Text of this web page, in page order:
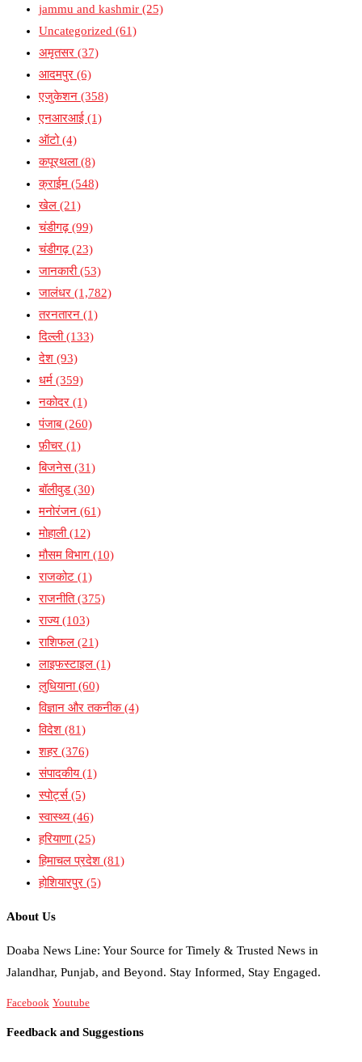
jammu and kashmir (25)
Uncategorized (61)
अमृतसर (37)
आदमपुर (6)
एजुकेशन (358)
एनआरआई (1)
ऑटो(4)
कपूरथला(8)
क्राईम (548)
खेल (21)
चंडीगढ़(99)
चंडीगढ़(23)
जानकारी(53)
जालंधर (1,782)
तरनतारन (1)
दिल्ली(133)
देश (93)
धर्म (359)
नकोदर (1)
पंजाब(260)
फ़ीचर (1)
बिजनेस(31)
बॉलीवुड(30)
मनोरंजन (61)
मोहाली(12)
मौसम विभाग (10)
राजकोट (1)
राजनीति(375)
राज्य(103)
राशिफल (21)
लाइफस्टाइल (1)
लुधियाना(60)
विज्ञान और तकनीक(4)
विदेश (81)
शहर (376)
संपादकीय(1)
स्पोर्ट्स(5)
स्वास्थ्य(46)
हरियाणा(25)
हिमाचल प्रदेश (81)
होशियारपुर (5)
About Us
Doaba News Line: Your Source for Timely & Trusted News in
Jalandhar, Punjab, and Beyond. Stay Informed, Stay Engaged.
Facebook Youtube
Feedback and Suggestions